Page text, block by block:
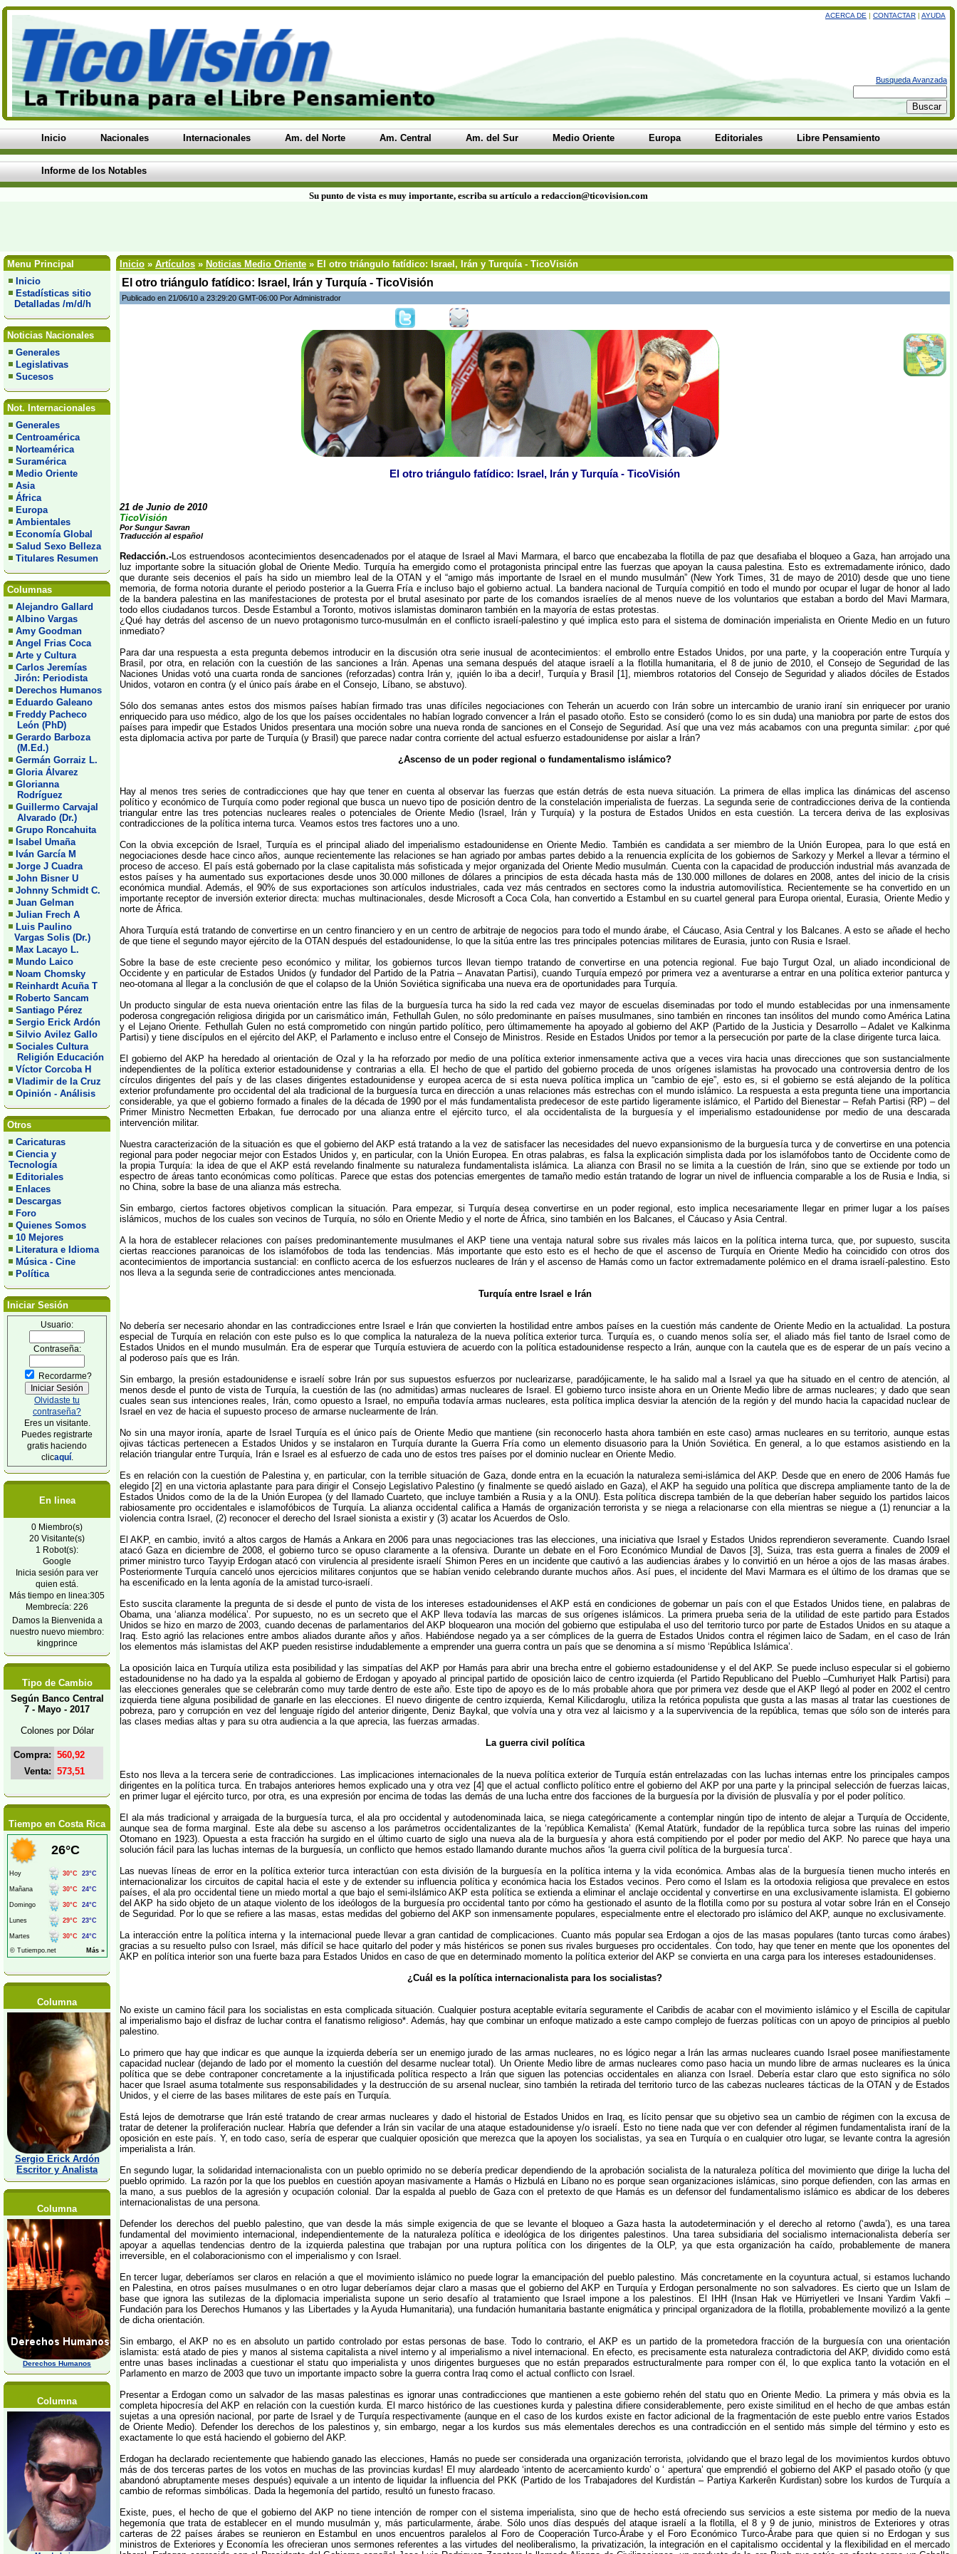
ACERCA DE | CONTACTAR | AYUDA
Busqueda Avanzada
Inicio Nacionales Internacionales Am. del Norte Am. Central Am. del Sur Medio Oriente Europa Editoriales Libre Pensamiento
Informe de los Notables
Su punto de vista es muy importante, escriba su artículo a redaccion@ticovision.com
Menu Principal
Inicio
Estadísticas sitio
Detalladas /m/d/h
Noticias Nacionales
Generales
Legislativas
Sucesos
Not. Internacionales
Generales
Centroamérica
Norteamérica
Suramérica
Medio Oriente
Asia
África
Europa
Ambientales
Economía Global
Salud Sexo Belleza
Titulares Resumen
Columnas
Alejandro Gallard
Albino Vargas
Amy Goodman
Angel Frias Coca
Arte y Cultura
Carlos Jeremías
Jirón: Periodista
Derechos Humanos
Eduardo Galeano
Freddy Pacheco
León (PhD)
Gerardo Barboza
(M.Ed.)
Germán Gorraiz L.
Gloria Álvarez
Glorianna
Rodríguez
Guillermo Carvajal
Alvarado (Dr.)
Grupo Roncahuita
Isabel Umaña
Iván García M
Jorge J Cuadra
John Bisner U
Johnny Schmidt C.
Juan Gelman
Julian Frech A
Luis Paulino
Vargas Solis (Dr.)
Max Lacayo L.
Mundo Laico
Noam Chomsky
Reinhardt Acuña T
Roberto Sancam
Santiago Pérez
Sergio Erick Ardón
Silvio Avilez Gallo
Sociales Cultura
Religión Educación
Víctor Corcoba H
Vladimir de la Cruz
Opinión - Análisis
Otros
Caricaturas
Ciencia y
Tecnología
Editoriales
Enlaces
Descargas
Foro
Quienes Somos
10 Mejores
Literatura e Idioma
Música - Cine
Política
Iniciar Sesión
Usuario:
Contraseña:
Recordarme?
Olvidaste tu
contraseña?
Eres un visitante.
Puedes registrarte
gratis haciendo
clicaquí.
En linea
0 Miembro(s)
20 Visitante(s)
1 Robot(s):
Google
Inicia sesión para ver
quien está.
Más tiempo en linea:305
Membrecía: 226
Damos la Bienvenida a
nuestro nuevo miembro:
kingprince
Tipo de Cambio
Según Banco Central
7 - Mayo - 2017
Colones por Dólar
Compra: 560,92
Venta: 573,51
Tiempo en Costa Rica
Columna
Sergio Erick Ardón
Escritor y Analista
Columna
Derechos Humanos
Columna
Inicio » Artículos » Noticias Medio Oriente » El otro triángulo fatídico: Israel, Irán y Turquía - TicoVisión
El otro triángulo fatídico: Israel, Irán y Turquía - TicoVisión
Publicado en 21/06/10 a 23:29:20 GMT-06:00 Por Administrador
El otro triángulo fatídico: Israel, Irán y Turquía - TicoVisión
21 de Junio de 2010
TicoVisión
Por Sungur Savran
Traducción al español
Redacción.-Los estruendosos acontecimientos desencadenados por el ataque de Israel al Mavi Marmara, el barco que encabezaba la flotilla de paz que desafiaba el bloqueo a Gaza, han arrojado una
luz importante sobre la situación global de Oriente Medio. Turquía ha emergido como el protagonista principal entre las fuerzas que apoyan la causa palestina. Esto es extremadamente irónico, dado
que durante seis decenios el país ha sido un miembro leal de la OTAN y el “amigo más importante de Israel en el mundo musulmán” (New York Times, 31 de mayo de 2010) desde que uno tiene
memoria, de forma notoria durante el periodo posterior a la Guerra Fría e incluso bajo el gobierno actual. La bandera nacional de Turquía compitió en todo el mundo por ocupar el lugar de honor al lado
de la bandera palestina en las manifestaciones de protesta por el brutal asesinato por parte de los comandos israelíes de al menos nueve de los voluntarios que estaban a bordo del Mavi Marmara,
todo ellos ciudadanos turcos. Desde Estambul a Toronto, motivos islamistas dominaron también en la mayoría de estas protestas.
¿Qué hay detrás del ascenso de un nuevo protagonismo turco-musulmán en el conflicto israelí-palestino y qué implica esto para el sistema de dominación imperialista en Oriente Medio en un futuro
inmediato?
Para dar una respuesta a esta pregunta debemos introducir en la discusión otra serie inusual de acontecimientos: el embrollo entre Estados Unidos, por una parte, y la cooperación entre Turquía y
Brasil, por otra, en relación con la cuestión de las sanciones a Irán. Apenas una semana después del ataque israelí a la flotilla humanitaria, el 8 de junio de 2010, el Consejo de Seguridad de las
Naciones Unidas votó una cuarta ronda de sanciones (reforzadas) contra Irán y, ¡quién lo iba a decir!, Turquía y Brasil [1], miembros rotatorios del Consejo de Seguridad y aliados dóciles de Estados
Unidos, votaron en contra (y el único país árabe en el Consejo, Líbano, se abstuvo).
Sólo dos semanas antes estos dos mismos países habían firmado tras unas difíciles negociaciones con Teherán un acuerdo con Irán sobre un intercambio de uranio iraní sin enriquecer por uranio
enriquecido para uso médico, algo de los que los países occidentales no habían logrado convencer a Irán el pasado otoño. Esto se consideró (como lo es sin duda) una maniobra por parte de estos dos
países para impedir que Estados Unidos presentara una moción sobre una nueva ronda de sanciones en el Consejo de Seguridad. Así que una vez más acabamos con una pregunta similar: ¿por qué
esta diplomacia activa por parte de Turquía (y Brasil) que parece nadar contra corriente del actual esfuerzo estadounidense por aislar a Irán?
¿Ascenso de un poder regional o fundamentalismo islámico?
Hay al menos tres series de contradicciones que hay que tener en cuenta al observar las fuerzas que están detrás de esta nueva situación. La primera de ellas implica las dinámicas del ascenso
político y económico de Turquía como poder regional que busca un nuevo tipo de posición dentro de la constelación imperialista de fuerzas. La segunda serie de contradicciones deriva de la contienda
triangular entre las tres potencias nucleares reales o potenciales de Oriente Medio (Israel, Irán y Turquía) y la postura de Estados Unidos en esta cuestión. La tercera deriva de las explosivas
contradicciones de la política interna turca. Veamos estos tres factores uno a uno.
Con la obvia excepción de Israel, Turquía es el principal aliado del imperialismo estadounidense en Oriente Medio. También es candidata a ser miembro de la Unión Europea, para lo que está en
negociaciones desde hace cinco años, aunque recientemente las relaciones se han agriado por ambas partes debido a la renuencia explícita de los gobiernos de Sarkozy y Merkel a llevar a término el
proceso de acceso. El país está gobernado por la clase capitalista más sofisticada y mejor organizada del Oriente Medio musulmán. Cuenta con la capacidad de producción industrial más avanzada de
estos países y ha aumentado sus exportaciones desde unos 30.000 millones de dólares a principios de esta década hasta más de 130.000 millones de dolares en 2008, antes del inicio de la crisis
económica mundial. Además, el 90% de sus exportaciones son artículos industriales, cada vez más centrados en sectores como la industria automovilística. Recientemente se ha convertido en un
importante receptor de inversión exterior directa: muchas multinacionales, desde Microsoft a Coca Cola, han convertido a Estambul en su cuartel general para Europa oriental, Eurasia, Oriente Medio y
norte de África.
Ahora Turquía está tratando de convertirse en un centro financiero y en un centro de arbitraje de negocios para todo el mundo árabe, el Cáucaso, Asia Central y los Balcanes. A esto se añade el hecho
de que tiene el segundo mayor ejército de la OTAN después del estadounidense, lo que la sitúa entre las tres principales potencias militares de Eurasia, junto con Rusia e Israel.
Sobre la base de este creciente peso económico y militar, los gobiernos turcos llevan tiempo tratando de convertirse en una potencia regional. Fue bajo Turgut Ozal, un aliado incondicional de
Occidente y en particular de Estados Unidos (y fundador del Partido de la Patria – Anavatan Partisi), cuando Turquía empezó por primera vez a aventurarse a entrar en una política exterior panturca y
neo-otomana al llegar a la conclusión de que el colapso de la Unión Soviética significaba una nueva era de oportunidades para Turquía.
Un producto singular de esta nueva orientación entre las filas de la burguesía turca ha sido la red cada vez mayor de escuelas diseminadas por todo el mundo establecidas por una inmensamente
poderosa congregación religiosa dirigida por un carismático imán, Fethullah Gulen, no sólo predominante en países musulmanes, sino también en rincones tan insólitos del mundo como América Latina
y el Lejano Oriente. Fethullah Gulen no está comprometido con ningún partido político, pero últimamemente ha apoyado al gobierno del AKP (Partido de la Justicia y Desarrollo – Adalet ve Kalkinma
Partisi) y tiene discípulos en el ejército del AKP, el Parlamento e incluso entre el Consejo de Ministros. Reside en Estados Unidos por temor a la persecución por parte de la clase dirigente turca laica.
El gobierno del AKP ha heredado al orientación de Ozal y la ha reforzado por medio de una política exterior inmensamente activa que a veces vira hacia unas direcciones que son sustancialmente
independientes de la política exterior estadounidense y contrarias a ella. El hecho de que el partido del gobierno proceda de unos orígenes islamistas ha provocado una controversia dentro de los
círculos dirigentes del país y de las clases dirigentes estadounidense y europea acerca de si esta nueva política implica un “cambio de eje”, esto es, si el gobierno se está alejando de la política
exterior profundamente pro occidental del ala tradicional de la burguesía turca en dirección a unas relaciones más estrechas con el mundo islámico. La respuesta a esta pregunta tiene una importancia
considerable, ya que el gobierno formado a finales de la década de 1990 por el más fundamentalista predecesor de este partido ligeramente islámico, el Partido del Bienestar – Refah Partisi (RP) – del
Primer Ministro Necmetten Erbakan, fue derrocado por una alianza entre el ejército turco, el ala occidentalista de la burguesía y el imperialismo estadounidense por medio de una descarada
intervención militar.
Nuestra caracterización de la situación es que el gobierno del AKP está tratando a la vez de satisfacer las necesidades del nuevo expansionismo de la burguesía turca y de convertirse en una potencia
regional para poder negociar mejor con Estados Unidos y, en particular, con la Unión Europea. En otras palabras, es falsa la explicación simplista dada por los islamófobos tanto de Occidente como de
la propia Turquía: la idea de que el AKP está revelando finalmente su naturaleza fundamentalista islámica. La alianza con Brasil no se limita a la cuestión de Irán, sino que se extiende por todo un
espectro de áreas tanto económicas como políticas. Parece que estas dos potencias emergentes de tamaño medio están tratando de lograr un nivel de influencia comparable a los de Rusia e India, si
no China, sobre la base de una alianza más estrecha.
Sin embargo, ciertos factores objetivos complican la situación. Para empezar, si Turquía desea convertirse en un poder regional, esto implica necesariamente llegar en primer lugar a los países
islámicos, muchos de los cuales son vecinos de Turquía, no sólo en Oriente Medio y el norte de África, sino también en los Balcanes, el Cáucaso y Asia Central.
A la hora de establecer relaciones con países predominantemente musulmanes el AKP tiene una ventaja natural sobre sus rivales más laicos en la política interna turca, que, por supuesto, suscita
ciertas reacciones paranoicas de los islamófobos de toda las tendencias. Más importante que esto esto es el hecho de que el ascenso de Turquía en Oriente Medio ha coincidido con otros dos
acontecimientos de importancia sustancial: en conflicto acerca de los esfuerzos nucleares de Irán y el ascenso de Hamás como un factor extremadamente polémico en el drama israelí-palestino. Esto
nos lleva a la segunda serie de contradicciones antes mencionada.
Turquía entre Israel e Irán
No debería ser necesario ahondar en las contradicciones entre Israel e Irán que convierten la hostilidad entre ambos países en la cuestión más candente de Oriente Medio en la actualidad. La postura
especial de Turquía en relación con este pulso es lo que complica la naturaleza de la nueva política exterior turca. Turquía es, o cuando menos solía ser, el aliado más fiel tanto de Israel como de
Estados Unidos en el mundo musulmán. Era de esperar que Turquía estuviera de acuerdo con la política estadounidense respecto a Irán, aunque con la cautela que es de esperar de un país vecino a
al poderoso país que es Irán.
Sin embargo, la presión estadounidense e israelí sobre Irán por sus supuestos esfuerzos por nuclearizarse, paradójicamente, le ha salido mal a Israel ya que ha situado en el centro de atención, al
menos desde el punto de vista de Turquía, la cuestión de las (no admitidas) armas nucleares de Israel. El gobierno turco insiste ahora en un Oriente Medio libre de armas nucleares; y dado que sean
cuales sean sus intenciones reales, Irán, como opuesto a Israel, no empuña todavía armas nucleares, esta política implica desviar la atención de la región y del mundo hacia la capacidad nuclear de
Israel en vez de hacia el supuesto proceso de armarse nuclearmente de Irán.
No sin una mayor ironía, aparte de Israel Turquía es el único país de Oriente Medio que mantiene (sin reconocerlo hasta ahora también en este caso) armas nucleares en su territorio, aunque estas
ojivas tácticas pertenecen a Estados Unidos y se instalaron en Turquía durante la Guerra Fría como un elemento disuasorio para la Unión Soviética. En general, a lo que estamos asistiendo en la
relación triangular entre Turquía, Irán e Israel es al esfuerzo de cada uno de estos tres países por el dominio nuclear en Oriente Medio.
Es en relación con la cuestión de Palestina y, en particular, con la terrible situación de Gaza, donde entra en la ecuación la naturaleza semi-islámica del AKP. Desde que en enero de 2006 Hamás fue
elegido [2] en una victoria aplastante para para dirigir el Consejo Legislativo Palestino (y finalmente se quedó aislado en Gaza), el AKP ha seguido una política que discrepa ampliamente tanto de la de
Estados Unidos como de la de la Unión Europea (y del llamado Cuarteto, que incluye también a Rusia y a la ONU). Esta política discrepa también de la que deberían haber seguido los partidos laicos
rabiosamente pro occidentales e islamofóbicos de Turquía. La alianza occidental califica a Hamás de organización terrorista y se niega a relacionarse con ella mientras se niegue a (1) renunciar a la
violencia contra Israel, (2) reconocer el derecho del Israel sionista a existir y (3) acatar los Acuerdos de Oslo.
El AKP, en cambio, invitó a altos cargos de Hamás a Ankara en 2006 para unas negociaciones tras las elecciones, una iniciativa que Israel y Estados Unidos reprendieron severamente. Cuando Israel
atacó Gaza en diciembre de 2008, el gobierno turco se opuso claramente a la ofensiva. Durante un debate en el Foro Económico Mundial de Davos [3], Suiza, tras esta guerra a finales de 2009 el
primer ministro turco Tayyip Erdogan atacó con virulencia al presidente israelí Shimon Peres en un incidente que cautivó a las audiencias árabes y lo convirtió en un héroe a ojos de las masas árabes.
Posteriormente Turquía canceló unos ejercicios militares conjuntos que se habían venido celebrando durante muchos años. Así pues, el incidente del Mavi Marmara es el último de los dramas que se
ha escenificado en la lenta agonía de la amistad turco-israelí.
Esto suscita claramente la pregunta de si desde el punto de vista de los intereses estadounidenses el AKP está en condiciones de gobernar un país con el que Estados Unidos tiene, en palabras de
Obama, una ‘alianza modélica’. Por supuesto, no es un secreto que el AKP lleva todavía las marcas de sus orígenes islámicos. La primera prueba seria de la utilidad de este partido para Estados
Unidos se hizo en marzo de 2003, cuando decenas de parlamentarios del AKP bloquearon una moción del gobierno que estipulaba el uso del territorio turco por parte de Estados Unidos en su ataque a
Iraq. Esto agrió las relaciones entre ambos aliados durante años y años. Habiéndose negado ya a ser cómplices de la guerra de Estados Unidos contra el régimen laico de Sadam, en el caso de Irán
los elementos más islamistas del AKP pueden resistirse indudablemente a emprender una guerra contra un país que se denomina a sí mismo ‘República Islámica’.
La oposición laica en Turquía utiliza esta posibilidad y las simpatías del AKP por Hamás para abrir una brecha entre el gobierno estadounidense y el del AKP. Se puede incluso especular si el gobierno
estadounidense no ha dado ya la espalda al gobierno de Erdogan y apoyado al principal partido de oposición laico de centro izquierda (el Partido Republicano del Pueblo –Cumhuriyet Halk Partisi) para
las elecciones generales que se celebrarán como muy tarde dentro de este año. Este tipo de apoyo es de lo más probable ahora que por primera vez desde que el AKP llegó al poder en 2002 el centro
izquierda tiene alguna posibilidad de ganarle en las elecciones. El nuevo dirigente de centro izquierda, Kemal Kilicdaroglu, utiliza la retórica populista que gusta a las masas al tratar las cuestiones de
pobreza, paro y corrupción en vez del lenguaje rígido del anterior dirigente, Deniz Baykal, que volvía una y otra vez al laicismo y a la supervivencia de la república, temas que sólo son de interés para
las clases medias altas y para su otra audiencia a la que aprecia, las fuerzas armadas.
La guerra civil política
Esto nos lleva a la tercera serie de contradicciones. Las implicaciones internacionales de la nueva política exterior de Turquía están entrelazadas con las luchas internas entre los principales campos
dirigentes en la política turca. En trabajos anteriores hemos explicado una y otra vez [4] que el actual conflicto político entre el gobierno del AKP por una parte y la principal selección de fuerzas laicas,
en primer lugar el ejército turco, por otra, es una expresión por encima de todas las demás de una lucha entre dos facciones de la burguesía por la división de plusvalía y por el poder político.
El ala más tradicional y arraigada de la burguesía turca, el ala pro occidental y autodenominada laica, se niega categóricamente a contemplar ningún tipo de intento de alejar a Turquía de Occidente,
aunque sea de forma marginal. Este ala debe su ascenso a los parámetros occidentalizantes de la ‘república Kemalista’ (Kemal Atatürk, fundador de la república turca sobre las ruinas del imperio
Otomano en 1923). Opuesta a esta fracción ha surgido en el último cuarto de siglo una nueva ala de la burguesía y ahora está compitiendo por el poder por medio del AKP. No parece que haya una
solución fácil para las luchas internas de la burguesía, un conflicto que hemos estado llamando durante muchos años ‘la guerra civil política de la burguesía turca’.
Las nuevas líneas de error en la política exterior turca interactúan con esta división de la burguesía en la política interna y la vida económica. Ambas alas de la burguesía tienen mucho interés en
internacionalizar los circuitos de capital hacia el este y de extender su influencia política y económica hacia los Estados vecinos. Pero como el Islam es la ortodoxia religiosa que prevalece en estos
países, el ala pro occidental tiene un miedo mortal a que bajo el semi-ilslámico AKP esta política se extienda a eliminar el anclaje occidental y convertirse en una exclusivamente islamista. El gobierno
del AKP ha sido objeto de un ataque violento de los ideólogos de la burguesía pro occidental tanto por cómo ha gestionado el asunto de la flotilla como por su postura al votar sobre Irán en el Consejo
de Seguridad. Por lo que se refiere a las masas, estas medidas del gobierno del AKP son inmensamente populares, especialmente entre el electorado pro islámico del AKP, aunque no exclusivamente.
La interacción entre la política interna y la internacional puede llevar a gran cantidad de complicaciones. Cuanto más popular sea Erdogan a ojos de las masas populares (tanto turcas como árabes)
gracias a su resuelto pulso con Israel, más difícil se hace quitarlo del poder y más histéricos se ponen sus rivales burgueses pro occidentales. Con todo, hay que tener en mente que los oponentes del
AKP en política interior son una fuerte baza para Estados Unidos en caso de que en determinado momento la política exterior del AKP se convierta en una carga para los intereses estadounidenses.
¿Cuál es la política internacionalista para los socialistas?
No existe un camino fácil para los socialistas en esta complicada situación. Cualquier postura aceptable evitaría seguramente el Caribdis de acabar con el movimiento islámico y el Escilla de capitular
al imperialismo bajo el disfraz de luchar contra el fanatismo religioso*. Además, hay que combinar un enfoque matizado a este campo complejo de fuerzas políticas con un apoyo de principios al pueblo
palestino.
Lo primero que hay que indicar es que aunque la izquierda debería ser un enemigo jurado de las armas nucleares, no es lógico negar a Irán las armas nucleares cuando Israel posee manifiestamente
capacidad nuclear (dejando de lado por el momento la cuestión del desarme nuclear total). Un Oriente Medio libre de armas nucleares como paso hacia un mundo libre de armas nucleares es la única
política que se debe contraponer concretamente a la injustificada política respecto a Irán que siguen las potencias occidentales en alianza con Israel. Debería estar claro que esto significa no sólo
hacer que Israel asuma totalmente sus responsabilidades y la destrucción de su arsenal nuclear, sino también la retirada del territorio turco de las cabezas nucleares tácticas de la OTAN y de Estados
Unidos, y el cierre de las bases militares de este país en Turquía.
Está lejos de demotrarse que Irán esté tratando de crear armas nucleares y dado el historial de Estados Unidos en Iraq, es lícito pensar que su objetivo sea un cambio de régimen con la excusa de
tratar de detener la proliferación nuclear. Habría que defender a Irán sin vacilar de una ataque estadounidense y/o israelí. Esto no tiene nada que ver con defender al régimen fundamentalista iraní de la
oposición en este país. Y, en todo caso, sería de esperar que cualquier oposición que merezca que la apoyen los socialistas, ya sea en Turquía o en cualquier otro lugar, se levante contra la agresión
imperialista a Irán.
En segundo lugar, la solidaridad internacionalista con un pueblo oprimido no se debería predicar dependiendo de la aprobación socialista de la naturaleza política del movimiento que dirige la lucha del
pueblo oprimido. La razón por la que los pueblos en cuestión apoyan masivamente a Hamás o Hizbulá en Líbano no es porque sean organizaciones islámicas, sino porque defienden, con las armas en
la mano, a sus pueblos de la agresión y ocupación colonial. Dar la espalda al pueblo de Gaza con el pretexto de que Hamás es un defensor del fundamentalismo islámico es abdicar de los deberes
internacionalistas de una persona.
Defender los derechos del pueblo palestino, que van desde la más simple exigencia de que se levante el bloqueo a Gaza hasta la autodeterminación y el derecho al retorno (‘awda’), es una tarea
fundamental del movimiento internacional, independientemente de la naturaleza política e ideológica de los dirigentes palestinos. Una tarea subsidiaria del socialismo internacionalista debería ser
apoyar a aquellas tendencias dentro de la izquierda palestina que trabajan por una ruptura política con los dirigentes de la OLP, ya que esta organización ha caído, probablemente de manera
irreversible, en el colaboracionismo con el imperialismo y con Israel.
En tercer lugar, deberíamos ser claros en relación a que el movimiento islámico no puede lograr la emancipación del pueblo palestino. Más concretamente en la coyuntura actual, si estamos luchando
en Palestina, en otros países musulmanes o en otro lugar deberíamos dejar claro a masas que el gobierno del AKP en Turquía y Erdogan personalmente no son salvadores. Es cierto que un Islam de
base que ignora las sutilezas de la diplomacia imperialista supone un serio desafío al tratamiento que Israel impone a los palestinos. El IHH (Insan Hak ve Hürriyetleri ve Insani Yardim Vakfi –
Fundación para los Derechos Humanos y las Libertades y la Ayuda Humanitaria), una fundación humanitaria bastante enigmática y principal organizadora de la flotilla, probablemente movilizó a la gente
de dicha orientación.
Sin embargo, el AKP no es en absoluto un partido controlado por estas personas de base. Todo lo contrario, el AKP es un partido de la prometedora fracción de la burguesía con una orientación
islamista: está atado de pies y manos al sistema capitalista a nivel interno y al imperialismo a nivel internacional. En efecto, es precisamente esta naturaleza contradictoria del AKP, dividido como está
entre unas bases inclinadas a cuestionar el statu quo imperialista y unos dirigentes burgueses que no están preparados estructuralmente para romper con él, lo que explica tanto la votación en el
Parlamento en marzo de 2003 que tuvo un importante impacto sobre la guerra contra Iraq como el actual conflicto con Israel.
Presentar a Erdogan como un salvador de las masas palestinas es ignorar unas contradicciones que mantienen a este gobierno rehén del statu quo en Oriente Medio. La primera y más obvia es la
completa hipocresía del AKP en relación con la cuestión kurda. El marco histórico de las cuestiones kurda y palestina difiere considerablemente, pero existe similitud en el hecho de que ambas están
sujetas a una opresión nacional, por parte de Israel y de Turquía respectivamente (aunque en el caso de los kurdos existe en factor adicional de la fragmentación de este pueblo entre varios Estados
de Oriente Medio). Defender los derechos de los palestinos y, sin embargo, negar a los kurdos sus más elementales derechos es una contradicción en el sentido más simple del término y esto es
exactamente lo que está haciendo el gobierno del AKP.
Erdogan ha declarado recientemente que habiendo ganado las elecciones, Hamás no puede ser considerada una organización terrorista, ¡olvidando que el brazo legal de los movimientos kurdos obtuvo
más de dos terceras partes de los votos en muchas de las provincias kurdas! El muy alardeado ‘intento de acercamiento kurdo’ o ‘ apertura’ que emprendió el gobierno del AKP el pasado otoño (y que
abandonó abruptamente meses después) equivale a un intento de liquidar la influencia del PKK (Partido de los Trabajadores del Kurdistán – Partiya Karkerên Kurdistan) sobre los kurdos de Turquía a
cambio de reformas simbólicas. Dada la hegemonía del partido, resultó un funesto fracaso.
Existe, pues, el hecho de que el gobierno del AKP no tiene intención de romper con el sistema imperialista, sino que de hecho está ofreciendo sus servicios a este sistema por medio de la nueva
hegemonía que trata de establecer en el mundo musulmán y, más particularmente, árabe. Sólo unos días después del ataque israelí a la flotilla, el 8 y 9 de junio, ministros de Exteriores y otras
carteras de 22 países árabes se reunieron en Estambul en unos encuentros paralelos al Foro de Cooperación Turco-Árabe y el Foro Económico Turco-Árabe para que quien si no Erdogan y sus
ministros de Exteriores y Economía les ofrecieran unos sermones referentes a las virtudes del neoliberalismo, la privatización, la integración en el capitalismo occidental y la flexibilidad en el mercado